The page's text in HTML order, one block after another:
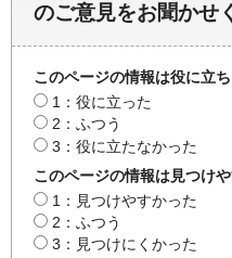
のご意見をお聞かせ
このページの情報は役に立
1：役に立った
2：ふつう
3：役に立たなかった
このページの情報は見つけ
1：見つけやすかった
2：ふつう
3：見つけにくかった